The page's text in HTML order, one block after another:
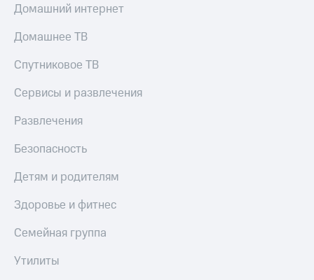
Домашний интернет
Домашнее ТВ
Спутниковое ТВ
Сервисы и развлечения
Развлечения
Безопасность
Детям и родителям
Здоровье и фитнес
Семейная группа
Утилиты